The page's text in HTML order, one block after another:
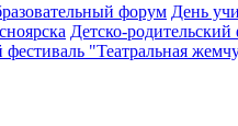
форум День
Детско-
фестиваль "Театральная